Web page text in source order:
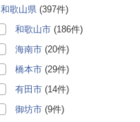
和歌山県 (397件)
和歌山市 (186件)
海南市 (20件)
橋本市 (29件)
有田市 (14件)
御坊市 (9件)